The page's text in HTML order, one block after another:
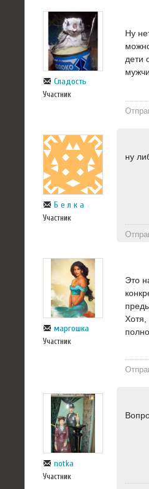
Сладость
Участник
Ну
дети
Б е л к а
Участник
ну
маргошка
Участник
Это
Хотя,
notka
Участник